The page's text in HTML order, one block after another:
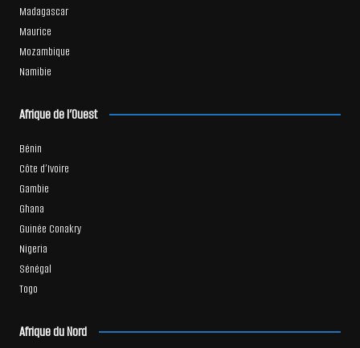
Madagascar
Maurice
Mozambique
Namibie
Afrique de l’Ouest
Bénin
Côte d’Ivoire
Gambie
Ghana
Guinée Conakry
Nigeria
Sénégal
Togo
Afrique du Nord